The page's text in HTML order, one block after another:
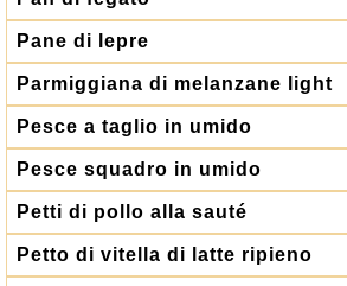
Pane di lepre
Parmiggiana di melanzane light
Pesce a taglio in umido
Pesce squadro in umido
Petti di pollo alla sauté
Petto di vitella di latte ripieno